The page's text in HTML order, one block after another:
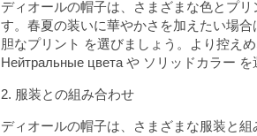
ディオールの帽子は、さまざまな色とプ
す。春夏の装いに華やかさを加えたい場合
胆なプリント を選びましょう。より控え
Нейтральные цвета や ソリッドカラー
2. 服装との組み合わせ
ディオールの帽子は、さまざまな服装と